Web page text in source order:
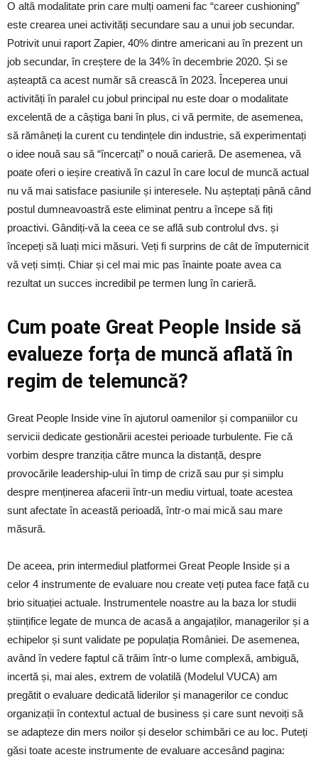
O altă modalitate prin care mulți oameni fac “career cushioning”
este crearea unei activități secundare sau a unui job secundar.
Potrivit unui raport Zapier, 40% dintre americani au în prezent un
job secundar, în creștere de la 34% în decembrie 2020. Și se
așteaptă ca acest număr să crească în 2023. Începerea unui
activități în paralel cu jobul principal nu este doar o modalitate
excelentă de a câștiga bani în plus, ci vă permite, de asemenea,
să rămâneți la curent cu tendințele din industrie, să experimentați
o idee nouă sau să “încercați” o nouă carieră. De asemenea, vă
poate oferi o ieșire creativă în cazul în care locul de muncă actual
nu vă mai satisface pasiunile și interesele. Nu așteptați până când
postul dumneavoastră este eliminat pentru a începe să fiți
proactivi. Gândiți-vă la ceea ce se află sub controlul dvs. și
începeți să luați mici măsuri. Veți fi surprins de cât de împuternicit
vă veți simți. Chiar și cel mai mic pas înainte poate avea ca
rezultat un succes incredibil pe termen lung în carieră.
Cum poate Great People Inside să
evalueze forța de muncă aflată în
regim de telemuncă?
Great People Inside vine în ajutorul oamenilor și companiilor cu
servicii dedicate gestionării acestei perioade turbulente. Fie că
vorbim despre tranziția către munca la distanță, despre
provocările leadership-ului în timp de criză sau pur și simplu
despre menținerea afacerii într-un mediu virtual, toate acestea
sunt afectate în această perioadă, într-o mai mică sau mare
măsură.
De aceea, prin intermediul platformei Great People Inside și a
celor 4 instrumente de evaluare nou create veți putea face față cu
brio situației actuale. Instrumentele noastre au la baza lor studii
științifice legate de munca de acasă a angajaților, managerilor și a
echipelor și sunt validate pe populația României. De asemenea,
având în vedere faptul că trăim într-o lume complexă, ambiguă,
incertă și, mai ales, extrem de volatilă (Modelul VUCA) am
pregătit o evaluare dedicată liderilor și managerilor ce conduc
organizații în contextul actual de business și care sunt nevoiți să
se adapteze din mers noilor și deselor schimbări ce au loc. Puteți
găsi toate aceste instrumente de evaluare accesând pagina: